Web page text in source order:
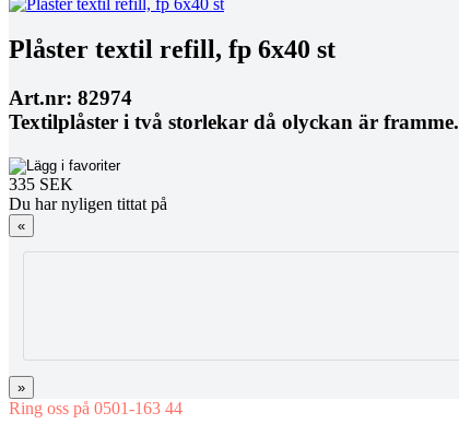
Plåster textil refill, fp 6x40 st
Art.nr: 82974
Textilplåster i två storlekar då olyckan är framme.
335 SEK
Du har nyligen tittat på
«
»
Ring oss på 0501-163 44